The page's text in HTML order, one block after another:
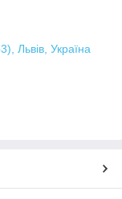
Львів, Україна